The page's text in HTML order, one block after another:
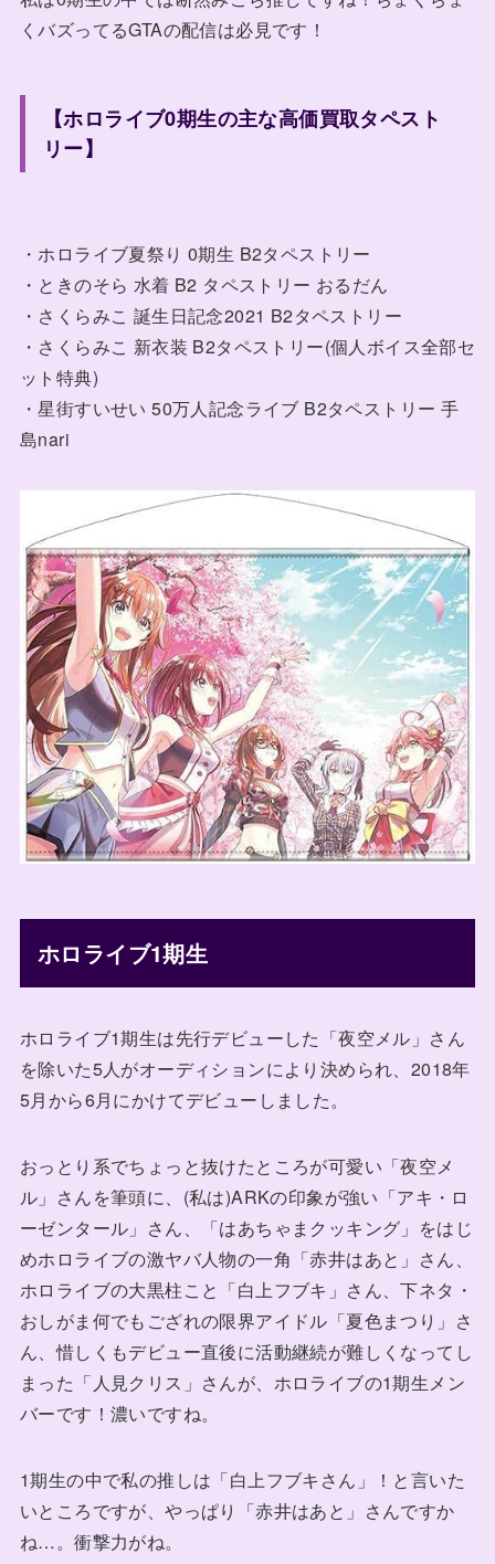
くバズってるGTAの配信は必見です！
【ホロライブ0期生の主な高価買取タペスト
リー】
・ホロライブ夏祭り 0期生 B2タペストリー
・ときのそら 水着 B2 タペストリー おるだん
・さくらみこ 誕生日記念2021 B2タペストリー
・さくらみこ 新衣装 B2タペストリー(個人ボイス全部セ
ット特典)
・星街すいせい 50万人記念ライブ B2タペストリー 手
島nari
ホロライブ1期生
ホロライブ1期生は先行デビューした「夜空メル」さん
を除いた5人がオーディションにより決められ、2018年
5月から6月にかけてデビューしました。
おっとり系でちょっと抜けたところが可愛い「夜空メ
ル」さんを筆頭に、(私は)ARKの印象が強い「アキ・ロ
ーゼンタール」さん、「はあちゃまクッキング」をはじ
めホロライブの激ヤバ人物の一角「赤井はあと」さん、
ホロライブの大黒柱こと「白上フブキ」さん、下ネタ・
おしがま何でもござれの限界アイドル「夏色まつり」さ
ん、惜しくもデビュー直後に活動継続が難しくなってし
まった「人見クリス」さんが、ホロライブの1期生メン
バーです！濃いですね。
1期生の中で私の推しは「白上フブキさん」！と言いた
いところですが、やっぱり「赤井はあと」さんですか
ね…。衝撃力がね。